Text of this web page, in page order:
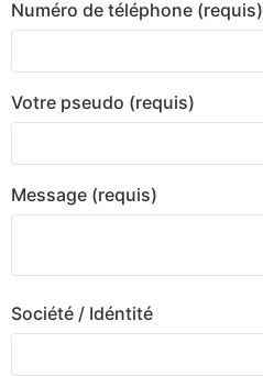
Numéro de téléphone (requis)
Votre pseudo (requis)
Message (requis)
Société / Idéntité